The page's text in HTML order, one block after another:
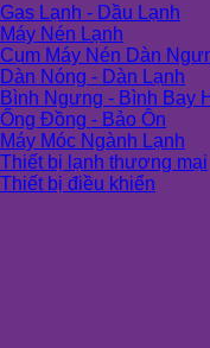
Gas Lạnh - Dầu Lạnh
Máy Nén Lạnh
Cụm Máy Nén Dàn
Dàn Nóng - Dàn Lạnh
Bình Ngưng - Bình Bay
Ống Đồng - Bảo Ôn
Máy Móc Ngành Lạnh
Thiết bị lạnh thương mại
Thiết bị điều khiển